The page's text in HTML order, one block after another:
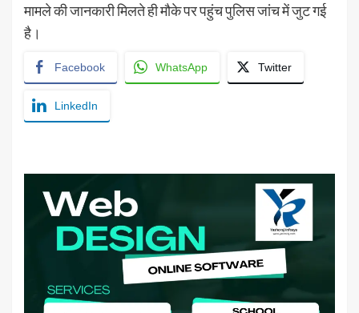
मामले की जानकारी मिलते ही मौके पर पहुंच पुलिस जांच में जुट गई
है।
Facebook WhatsApp Twitter
LinkedIn